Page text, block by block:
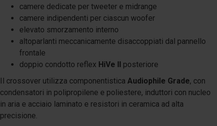
camere dedicate per tweeter e midrange
camere indipendenti per ciascun woofer
elevato smorzamento interno
altoparlanti meccanicamente disaccoppiati dal pannello
frontale
doppio condotto reflex HiVe II posteriore
Il crossover utilizza componentistica Audiophile Grade, con
condensatori in polipropilene e poliestere, induttori con nucleo
in aria e acciaio laminato e resistori in ceramica ad alta
precisione.